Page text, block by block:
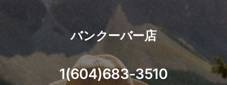
バンクーバー店
1(604)683-3510